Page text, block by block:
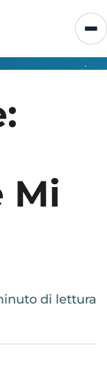
Mi
di lettura